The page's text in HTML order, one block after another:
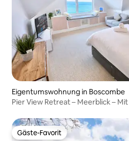
Eigentumswohnung in Boscombe
Pier View Retreat – Meerblick –
Gäste-Favorit
Gäste-Favorit